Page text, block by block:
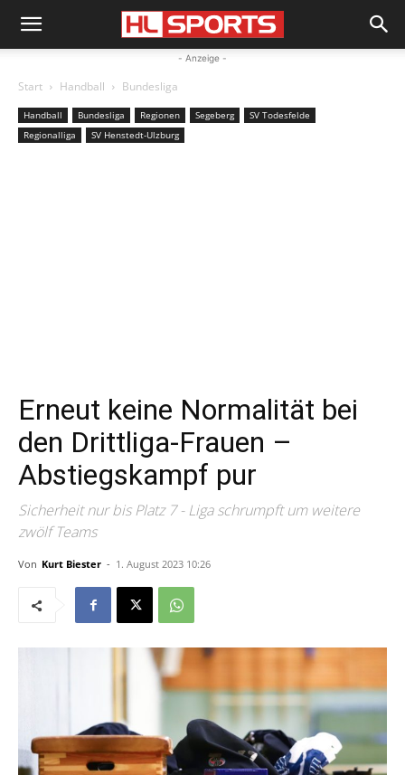
- Anzeige -
Start Handball Bundesliga
Handball Bundesliga Regionen Segeberg
SV Todesfelde
Regionalliga
SV Henstedt-Ulzburg
Erneut keine Normalität bei
den Drittliga-Frauen –
Abstiegskampf pur
Sicherheit nur bis Platz 7 - Liga schrumpft um weitere
zwölf Teams
Von Kurt Biester - 1. August 2023 10:26